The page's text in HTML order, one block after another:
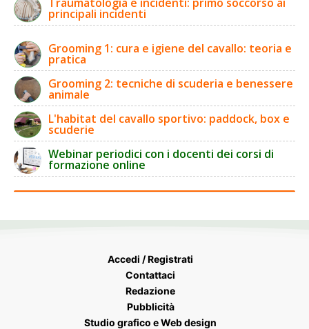
principali incidenti
Grooming 1: cura e igiene del cavallo: teoria e
pratica
Grooming 2: tecniche di scuderia e benessere
animale
L'habitat del cavallo sportivo: paddock, box e
scuderie
Webinar periodici con i docenti dei corsi di
formazione online
Accedi / Registrati
Contattaci
Redazione
Pubblicità
Studio grafico e Web design